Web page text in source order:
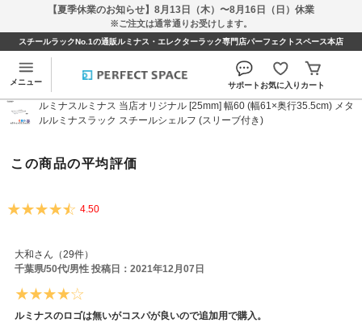
【夏季休業のお知らせ】8月13日（木）〜8月16日（日）休業
※ご注文は通常通りお受けします。
スチールラックNo.1の通販ルミナス・エレクターラック専門店パーフェクトスペース本店
メニュー サポートお気に入り カート
ルミナスルミナス 当店オリジナル [25mm] 幅60 (幅
61×奥行35.5cm) メタルルミナスラック スチールシェ
ルフ (スリーブ付き)のレビュー
ルミナスルミナス 当店オリジナル [25mm] 幅60 (幅61×奥行35.5cm) メタ
ルルミナスラック スチールシェルフ (スリーブ付き)
この商品の平均評価
4.50
大和さん（29件）
千葉県/50代/男性 投稿日：2021年12月07日
ルミナスのロゴは無いがコスパが良いので追加用で購入。